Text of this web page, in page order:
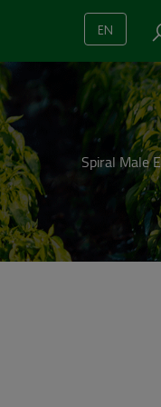
EN
Spiral Male